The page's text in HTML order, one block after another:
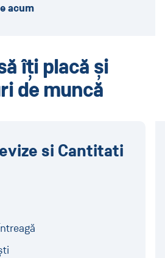
acum
îți placă și
de muncă
si Cantitati